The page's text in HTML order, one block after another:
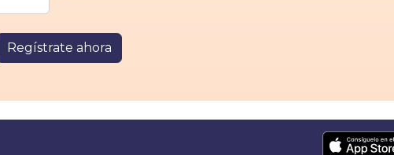
Regístrate ahora